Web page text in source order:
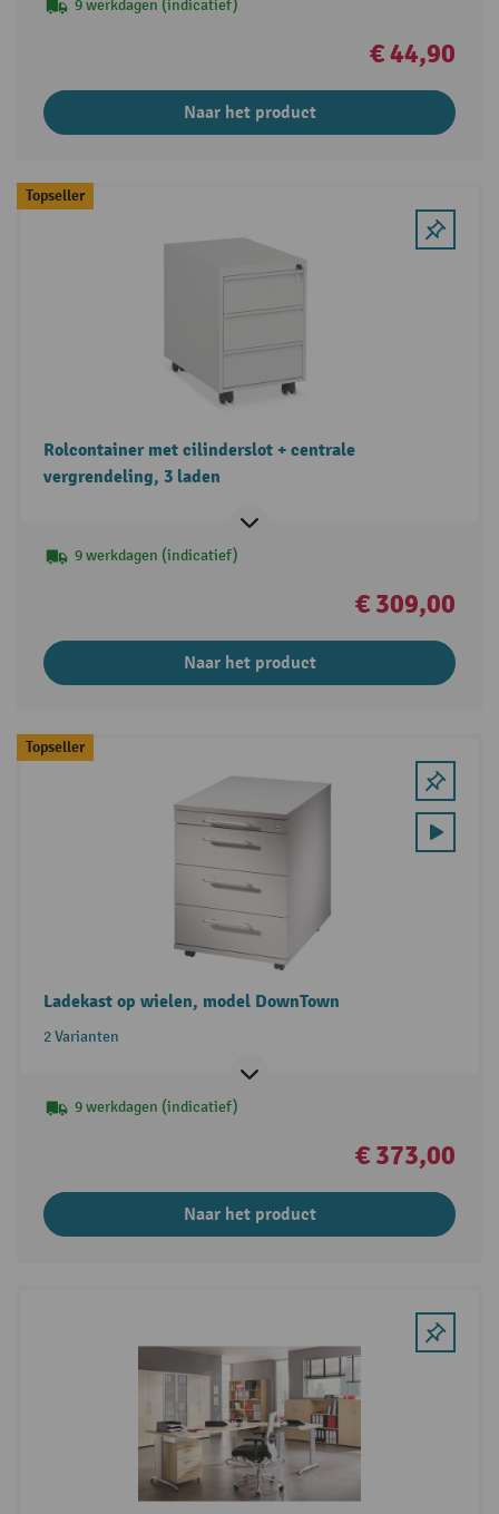
9 werkdagen (indicatief)
€ 44,90
Naar het product
Topseller
Rolcontainer met cilinderslot + centrale
vergrendeling, 3 laden
9 werkdagen (indicatief)
€ 309,00
Naar het product
Topseller
Ladekast op wielen, model DownTown
2 Varianten
9 werkdagen (indicatief)
€ 373,00
Naar het product